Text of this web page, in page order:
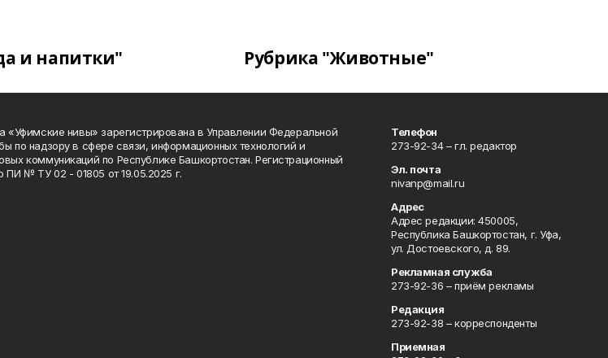
и напитки" Рубрика "Животные"
«Уфимские нивы» зарегистрирована в Управлении Федеральной
по надзору в сфере связи, информационных технологий и
коммуникаций по Республике Башкортостан. Регистрационный
ПИ № ТУ 02 - 01805 от 19.05.2025 г.
Телефон
273-92-34 – гл. редактор
Эл. почта
nivanp@mail.ru
Адрес
Адрес редакции: 450005,
Республика Башкортостан, г. Уфа,
ул. Достоевского, д. 89.
Рекламная служба
273-92-36 – приём рекламы
Редакция
273-92-38 – корреспонденты
Приемная